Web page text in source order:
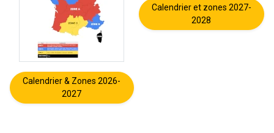
Calendrier & Zones 2026-
2027
Calendrier et zones 2027-
2028